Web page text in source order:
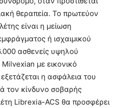
θεραπεία. Το πρωτεύον
είναι η μείωση
ή ισχαιμικού
ασθενείς υψηλού
με εικονικό
η ασφάλεια του
τον κίνδυνο σοβαρής
Librexia-ACS θα προσφέρει